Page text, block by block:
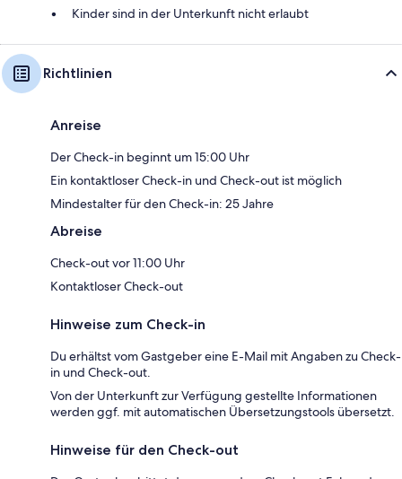
Kinder sind in der Unterkunft nicht erlaubt
Richtlinien
Anreise
Der Check-in beginnt um 15:00 Uhr
Ein kontaktloser Check-in und Check-out ist möglich
Mindestalter für den Check-in: 25 Jahre
Abreise
Check-out vor 11:00 Uhr
Kontaktloser Check-out
Hinweise zum Check-in
Du erhältst vom Gastgeber eine E-Mail mit Angaben zu Check-
in und Check-out.
Von der Unterkunft zur Verfügung gestellte Informationen
werden ggf. mit automatischen Übersetzungstools übersetzt.
Hinweise für den Check-out